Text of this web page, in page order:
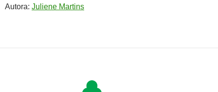
Autora: Juliene Martins